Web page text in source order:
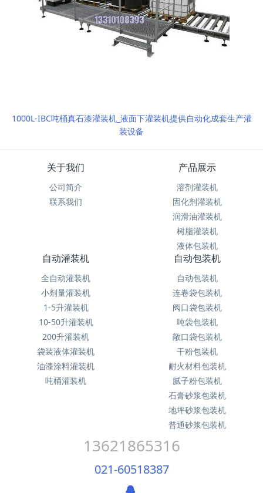
1000L-IBC吨桶真石漆灌装机_液面下灌装机提供自动化成套生产灌
装设备
关于我们
公司简介
联系我们
产品展示
溶剂灌装机
固化剂灌装机
润滑油灌装机
树脂灌装机
液体包装机
自动灌装机
全自动灌装机
小剂量灌装机
1-5升灌装机
10-50升灌装机
200升灌装机
袋装液体灌装机
油漆涂料灌装机
吨桶灌装机
自动包装机
自动包装机
连卷袋包装机
阀口袋包装机
吨袋包装机
敞口袋包装机
干粉包装机
耐火材料包装机
腻子粉包装机
石膏砂浆包装机
地坪砂浆包装机
普通砂浆包装机
13621865316
021-60518387